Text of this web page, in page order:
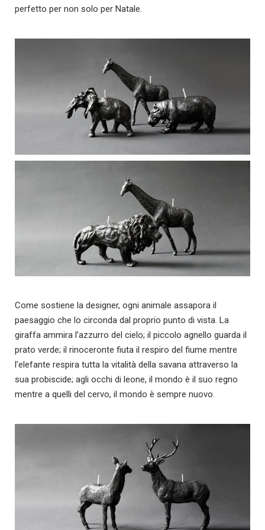
perfetto per non solo per Natale.
Come sostiene la designer, ogni animale assapora il
paesaggio che lo circonda dal proprio punto di vista. La
giraffa ammira l’azzurro del cielo; il piccolo agnello guarda il
prato verde; il rinoceronte fiuta il respiro del fiume mentre
l’elefante respira tutta la vitalità della savana attraverso la
sua probiscide; agli occhi di leone, il mondo è il suo regno
mentre a quelli del cervo, il mondo è sempre nuovo.